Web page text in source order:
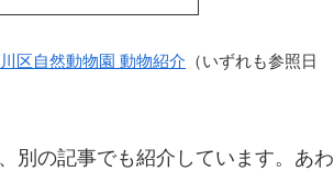
区自然動物園 動物紹介 （いずれも参照日
別の記事でも紹介しています。あわ